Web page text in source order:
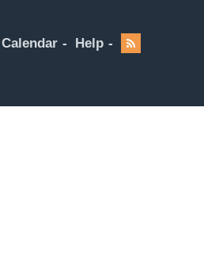
Calendar Help